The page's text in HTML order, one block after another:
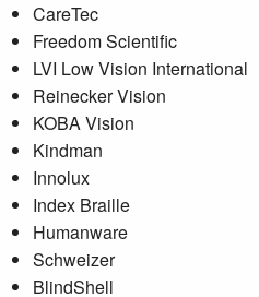
CareTec
Freedom Scientific
LVI Low Vision International
Reinecker Vision
KOBA Vision
Kindman
Innolux
Index Braille
Humanware
Schweizer
BlindShell